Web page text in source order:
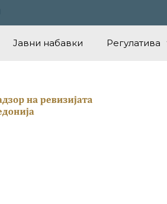
Јавни набавки Регулатива